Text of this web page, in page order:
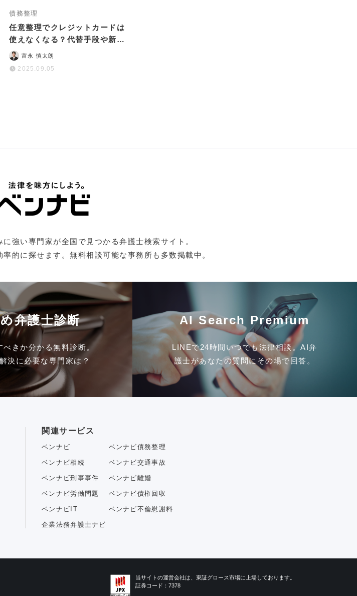
債務整理
任意整理でクレジットカードは
使えなくなる？代替手段や新規
作成のポイントも解説
富永 慎太朗
2025.09.05
強い専門家が全国で見つかる弁護士検索サイト。
的に探せます。無料相談可能な事務所も多数掲載中。
弁護士診断
きか分かる無料診断。
決に必要な専門家は？
AI Search Premium
LINEで24時間いつでも法律相談。AI弁
護士があなたの質問にその場で回答。
関連サービス
ベンナビ ベンナビ債務整理
ベンナビ相続 ベンナビ交通事故
ベンナビ刑事事件 ベンナビ離婚
ベンナビ労働問題 ベンナビ債権回収
ベンナビIT ベンナビ不倫慰謝料
企業法務弁護士ナビ
当サイトの運営会社は、東証グロース市場に上場しております。
証券コード：7378